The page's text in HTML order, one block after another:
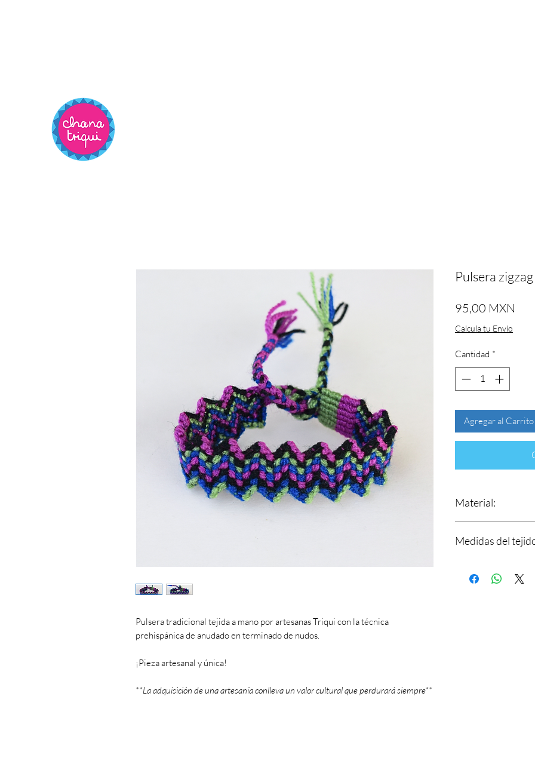
Pulsera tradicional tejida a mano por artesanas Triqui con la técnica
prehispánica de anudado en terminado de nudos.
¡Pieza artesanal y única!
**La adquisición de una artesanía conlleva un valor cultural que perdurará siempre**
Pulsera zigzag
95,00 MXN
Calcula tu Envío
Cantidad *
Agregar al Carrito
Material:
Medidas del
Ancho: 1.7 cm